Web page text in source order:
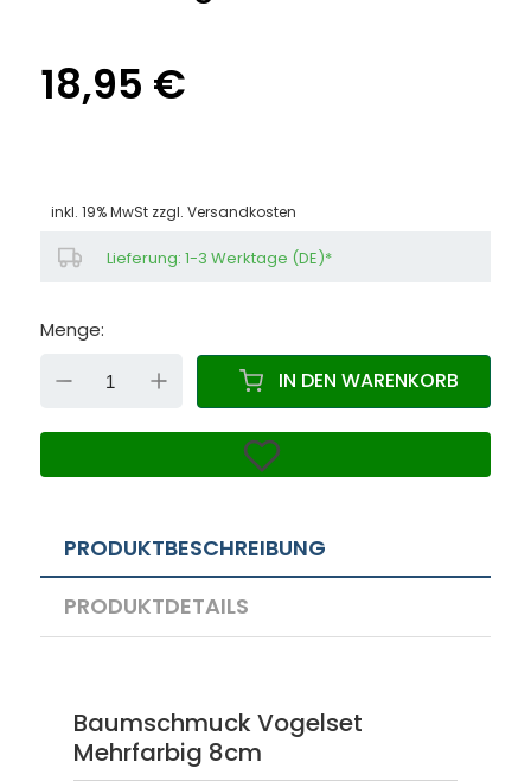
18,95 €
inkl. 19% MwSt zzgl. Versandkosten
Lieferung: 1-3 Werktage (DE)*
Menge:
DOWN IN DEN WARENKORB
PRODUKTBESCHREIBUNG
PRODUKTDETAILS
Baumschmuck Vogelset
Mehrfarbig 8cm